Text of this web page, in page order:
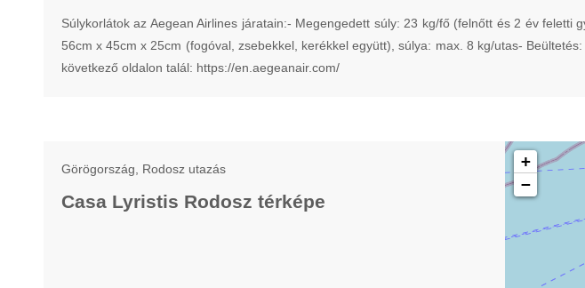
Súlykorlátok az Aegean Airlines járatain:- Megengedett súly: 23 kg/fő (felnőtt és 2 év
56cm x 45cm x 25cm (fogóval, zsebekkel, kerékkel együtt), súlya: max. 8 kg/utas-
következő oldalon talál: https://en.aegeanair.com/
Görögország, Rodosz utazás
Casa Lyristis Rodosz térképe
+
−